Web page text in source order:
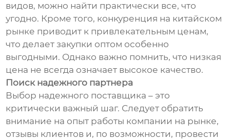
видов, можно найти практически все, что
угодно. Кроме того, конкуренция на китайском
рынке приводит к привлекательным ценам,
что делает закупки оптом особенно
выгодными. Однако важно помнить, что низкая
цена не всегда означает высокое качество.
Поиск надежного партнера
Выбор надежного поставщика – это
критически важный шаг. Следует обратить
внимание на опыт работы компании на рынке,
отзывы клиентов и, по возможности, провести